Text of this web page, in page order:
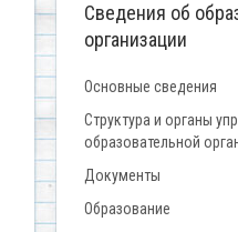
Сведения об
организации
Основные сведения
Структура и органы
образовательной
Документы
Образование